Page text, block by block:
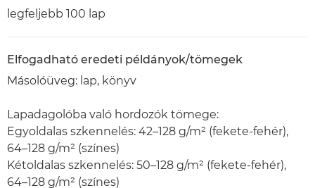
legfeljebb 100 lap
Elfogadható eredeti példányok/tömegek
Másolóüveg: lap, könyv
Lapadagolóba való hordozók tömege:
Egyoldalas szkennelés: 42–128 g/m² (fekete-fehér),
64–128 g/m² (színes)
Kétoldalas szkennelés: 50–128 g/m² (fekete-fehér),
64–128 g/m² (színes)